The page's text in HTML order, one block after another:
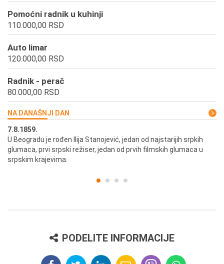
Pomoćni radnik u kuhinji
110.000,00 RSD
Auto limar
120.000,00 RSD
Radnik - perač
80.000,00 RSD
NA DANAŠNJI DAN
7.8.1859.
U Beogradu je rođen Ilija Stanojević, jedan od najstarijih srpkih
glumaca, prvi srpski režiser, jedan od prvih filmskih glumaca u
srpskim krajevima.
PODELITE INFORMACIJE